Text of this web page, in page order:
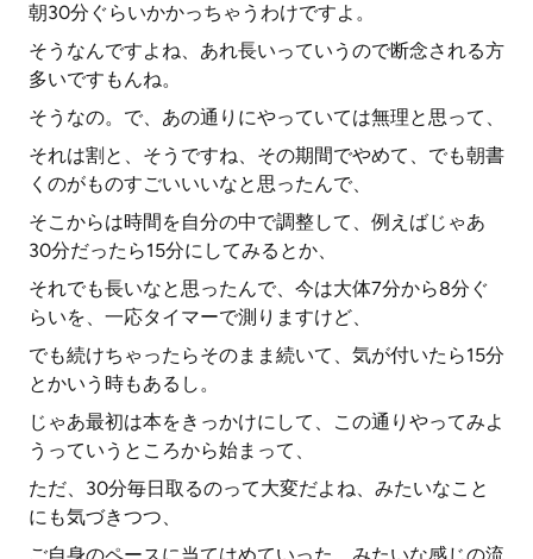
朝30分ぐらいかかっちゃうわけですよ。
そうなんですよね、あれ長いっていうので断念される方
多いですもんね。
そうなの。で、あの通りにやっていては無理と思って、
それは割と、そうですね、その期間でやめて、でも朝書
くのがものすごいいいなと思ったんで、
そこからは時間を自分の中で調整して、例えばじゃあ
30分だったら15分にしてみるとか、
それでも長いなと思ったんで、今は大体7分から8分ぐ
らいを、一応タイマーで測りますけど、
でも続けちゃったらそのまま続いて、気が付いたら15分
とかいう時もあるし。
じゃあ最初は本をきっかけにして、この通りやってみよ
うっていうところから始まって、
ただ、30分毎日取るのって大変だよね、みたいなこと
にも気づきつつ、